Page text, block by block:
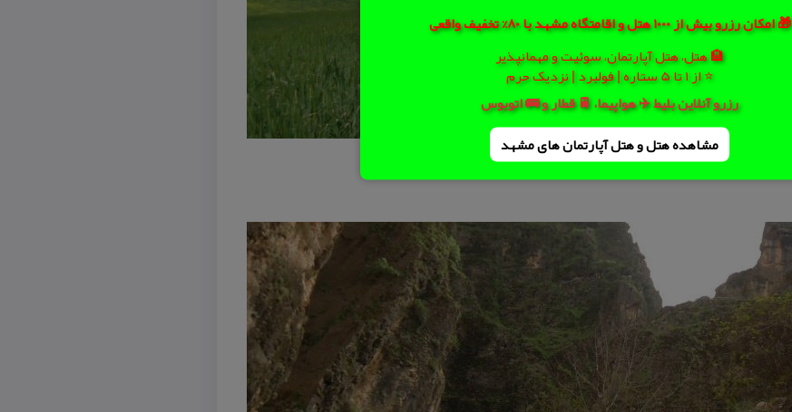
🎁 امکان رزرو بیش از 1000 هتل و اقامتگاه مشهد با 80% تخفیف واقعی
🏨 هتل، هتل آپارتمان، سوئیت و مهمانپذیر
⭐ از 1 تا 5 ستاره | فولبرد | نزدیک حرم
رزرو آنلاین بلیط ✈️ هواپیما، 🚆 قطار و 🚌 اتوبوس
مشاهده هتل و هتل‌ آپارتمان های مشهد